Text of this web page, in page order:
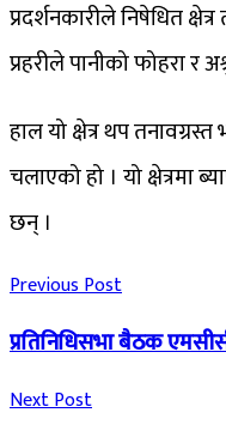
प्रदर्शनकारीले निषेधित
प्रहरीले पानीको फोहरा र
हाल यो क्षेत्र थप
चलाएको हो । यो क्षेत्रमा
छन् ।
Previous Post
प्रतिनिधिसभा बैठक
Next Post